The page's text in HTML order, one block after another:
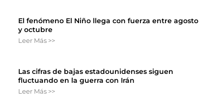
El fenómeno El Niño llega con fuerza entre agosto
y octubre
Leer Más >>
Las cifras de bajas estadounidenses siguen
fluctuando en la guerra con Irán
Leer Más >>